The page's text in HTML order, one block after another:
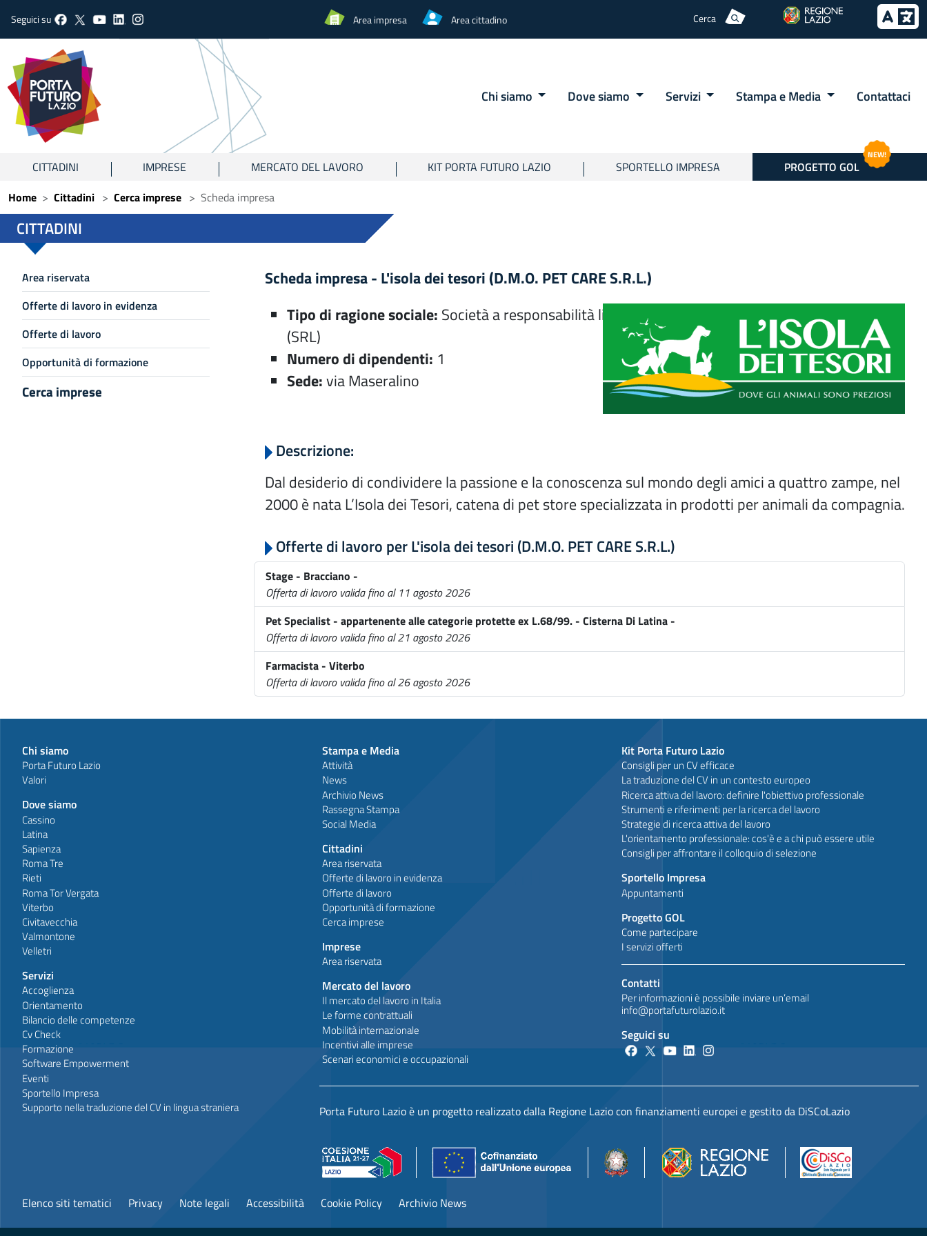
Seguici su Area impresa Area cittadino Cerca
Chi siamo Dove siamo Servizi Stampa e Media Contattaci
CITTADINI IMPRESE MERCATO DEL LAVORO KIT PORTA FUTURO LAZIO SPORTELLO IMPRESA PROGETTO GOL
NEW!
Home Cittadini Cerca imprese Scheda impresa
CITTADINI
Area riservata
Offerte di lavoro in evidenza
Offerte di lavoro
Opportunità di formazione
Cerca imprese
Scheda impresa - L'isola dei tesori (D.M.O. PET CARE S.R.L.)
Tipo di ragione sociale: Società a responsabilità limitata
(SRL)
Numero di dipendenti: 1
Sede:via Maseralino
Descrizione:
Dal desiderio di condividere la passione e la conoscenza sul mondo degli amici a quattro zampe, nel
2000 è nata L’Isola dei Tesori, catena di pet store specializzata in prodotti per animali da compagnia.
Offerte di lavoro per L'isola dei tesori (D.M.O. PET CARE S.R.L.)
Stage - Bracciano -
Offerta di lavoro valida fino al 11 agosto 2026
Pet Specialist - appartenente alle categorie protette ex L.68/99. - Cisterna Di Latina -
Offerta di lavoro valida fino al 21 agosto 2026
Farmacista - Viterbo
Offerta di lavoro valida fino al 26 agosto 2026
Chi siamo
Porta Futuro Lazio
Valori
Dove siamo
Cassino
Latina
Sapienza
Roma Tre
Rieti
Roma Tor Vergata
Viterbo
Civitavecchia
Valmontone
Velletri
Servizi
Accoglienza
Orientamento
Bilancio delle competenze
Cv Check
Formazione
Software Empowerment
Eventi
Sportello Impresa
Supporto nella traduzione del CV in lingua straniera
Stampa e Media
Attività
News
Archivio News
Rassegna Stampa
Social Media
Cittadini
Area riservata
Offerte di lavoro in evidenza
Offerte di lavoro
Opportunità di formazione
Cerca imprese
Imprese
Area riservata
Mercato del lavoro
Il mercato del lavoro in Italia
Le forme contrattuali
Mobilità internazionale
Incentivi alle imprese
Scenari economici e occupazionali
Kit Porta Futuro Lazio
Consigli per un CV efficace
La traduzione del CV in un contesto europeo
Ricerca attiva del lavoro: definire l'obiettivo professionale
Strumenti e riferimenti per la ricerca del lavoro
Strategie di ricerca attiva del lavoro
L'orientamento professionale: cos'è e a chi può essere utile
Consigli per affrontare il colloquio di selezione
Sportello Impresa
Appuntamenti
Progetto GOL
Come partecipare
I servizi offerti
Contatti
Per informazioni è possibile inviare un’email
info@portafuturolazio.it
Seguici su
Porta Futuro Lazio è un progetto realizzato dalla Regione Lazio con finanziamenti europei e gestito da DiSCoLazio
Elenco siti tematici Privacy Note legali Accessibilità Cookie Policy Archivio News